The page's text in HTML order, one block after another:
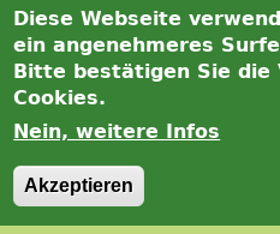
Diese Webseite
ein angenehmeres
Bitte bestätigen Sie die
Cookies.
Nein, weitere Infos
Akzeptieren